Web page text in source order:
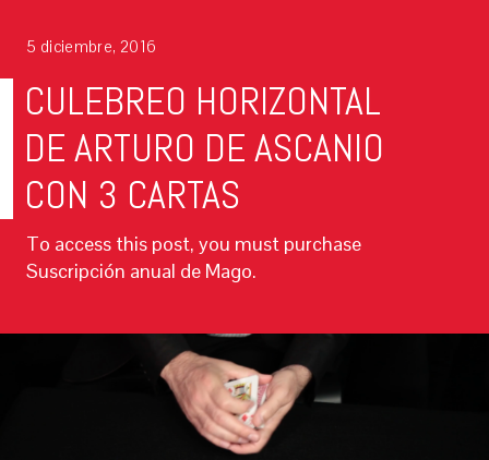
5 diciembre, 2016
CULEBREO HORIZONTAL
DE ARTURO DE ASCANIO
CON 3 CARTAS
To access this post, you must purchase
Suscripción anual de Mago.